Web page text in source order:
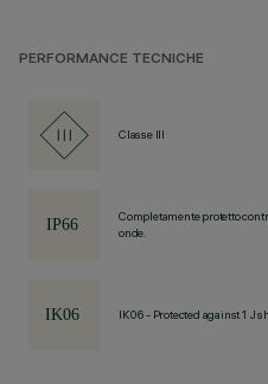
PERFORMANCE TECNICHE
Classe III
Completamente protetto
onde.
IK06 - Protected against 1 J